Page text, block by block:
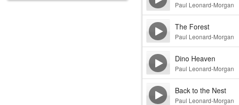
Paul Leonard-Morgan
The Forest
Paul Leonard-Morgan
Dino Heaven
Paul Leonard-Morgan
Back to the Nest
Paul Leonard-Morgan